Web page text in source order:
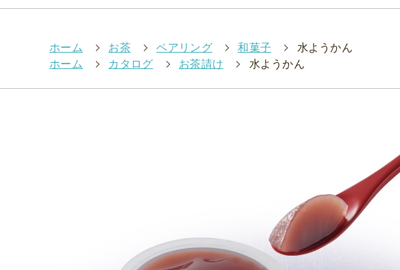
ホーム > お茶 > ペアリング > 和菓子 >
水ようかん
ホーム
> カタログ > お茶請け > 水ようかん